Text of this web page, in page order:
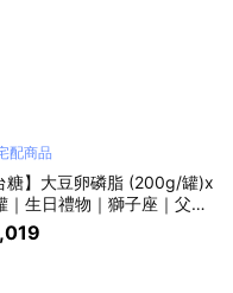
配商品
糖】大豆卵磷脂 (200g/罐)x
｜生日禮物｜獅子座｜父親
健康｜女性｜手提袋｜喜歡
暖心室友｜食品｜大豆卵磷